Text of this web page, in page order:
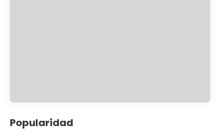
Popularidad